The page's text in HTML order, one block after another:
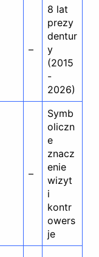
–
8 lat
prezy
dentur
y
(2015
-
2026)
–
Symb
oliczn
e
znacz
enie
wizyt
i
kontr
owers
je